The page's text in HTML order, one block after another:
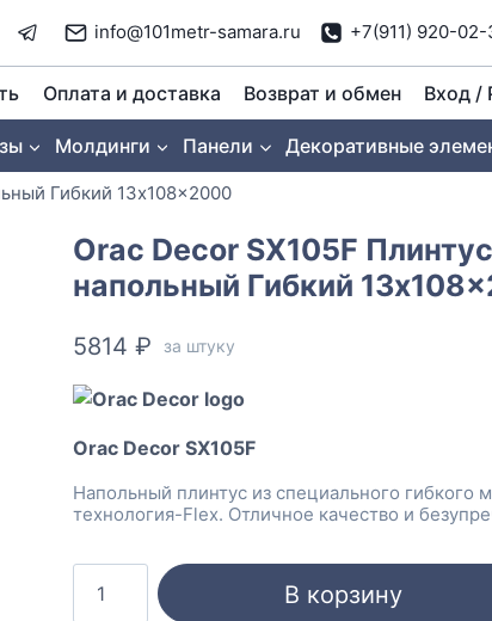
info@101metr-samara.ru +7(911) 920-
Оплата и доставка Возврат и обмен Вход /
Молдинги Панели Декоративные
Гибкий 13x108x2000
Orac Decor SX105F Плинтус
напольный Гибкий
5814 ₽ за штуку
Orac Decor SX105F
Напольный плинтус из специального гибкого
технология-Flex. Отличное качество и
Количество
товара
В корзину